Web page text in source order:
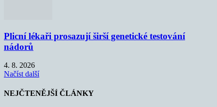
Plicní lékaři prosazují širší genetické testování
nádorů
4. 8. 2026
Načíst další
NEJČTENĚJŠÍ ČLÁNKY